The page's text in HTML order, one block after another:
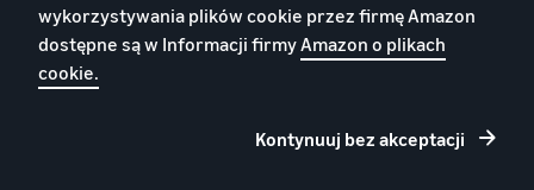
Wewnętrzne dane Amazon.
Wewnętrzne dane Amazon, sierpień 2024 r.
wykorzystywania plików cookie przez firmę Amazon
dostępne są w Informacji firmyAmazon o plikach
cookie.
Kontynuuj bez akceptacji